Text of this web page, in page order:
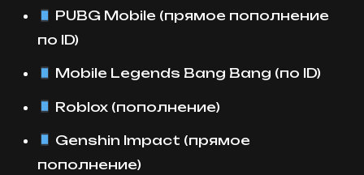
PUBG Mobile (прямое пополнение
по ID)
Mobile Legends Bang Bang (по ID)
Roblox (пополнение)
Genshin Impact (прямое
пополнение)